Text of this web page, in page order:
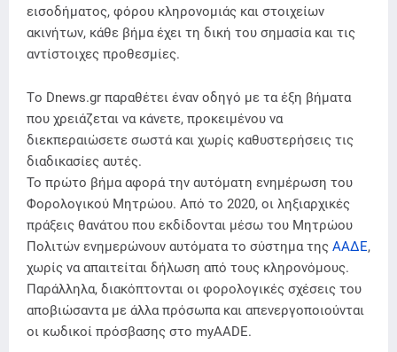
εισοδήματος, φόρου κληρονομιάς και στοιχείων
ακινήτων, κάθε βήμα έχει τη δική του σημασία και τις
αντίστοιχες προθεσμίες.
Tο Dnews.gr παραθέτει έναν οδηγό με τα έξη βήματα
που χρειάζεται να κάνετε, προκειμένου να
διεκπεραιώσετε σωστά και χωρίς καθυστερήσεις τις
διαδικασίες αυτές.
Το πρώτο βήμα αφορά την αυτόματη ενημέρωση του
Φορολογικού Μητρώου. Από το 2020, οι ληξιαρχικές
πράξεις θανάτου που εκδίδονται μέσω του Μητρώου
Πολιτών ενημερώνουν αυτόματα το σύστημα της ΑΑΔΕ,
χωρίς να απαιτείται δήλωση από τους κληρονόμους.
Παράλληλα, διακόπτονται οι φορολογικές σχέσεις του
αποβιώσαντα με άλλα πρόσωπα και απενεργοποιούνται
οι κωδικοί πρόσβασης στο myAADE.